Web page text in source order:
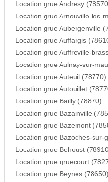
Location grue Andresy
Location grue Arnouville-les-
Location grue Aubergenville
Location grue Auffargis
Location grue Auffreville-
Location grue Aulnay-sur-
Location grue Auteuil (78770)
Location grue Autouillet
Location grue Bailly (78870)
Location grue Bazainville
Location grue Bazemont
Location grue Bazoches-sur-
Location grue Behoust
Location grue gruecourt
Location grue Beynes (78650)